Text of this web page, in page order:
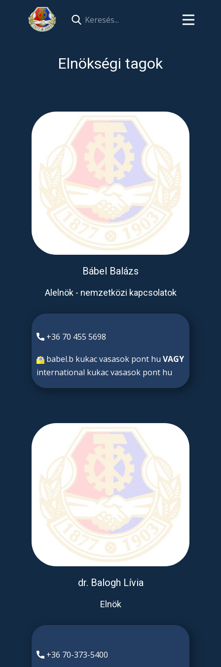
Elnökségi tagok
Bábel Balázs
Alelnök - nemzetközi kapcsolatok
+36 70 455 5698
babel.b kukac vasasok pont hu VAGY
international kukac vasasok pont hu
dr. Balogh Lívia
Elnök
​​+36 70-373-5400